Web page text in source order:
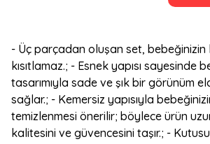
- Üç parçadan oluşan set, bebeğinizin
kısıtlamaz.; - Esnek yapısı
tasarımıyla sade ve şık bir görünüm
sağlar.; - Kemersiz yapısıyla
temizlenmesi önerilir; böylece ürün
kalitesini ve güvencesini taşır.; -